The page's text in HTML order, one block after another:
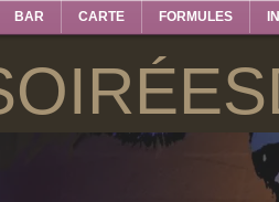
BAR CARTE FORMULES